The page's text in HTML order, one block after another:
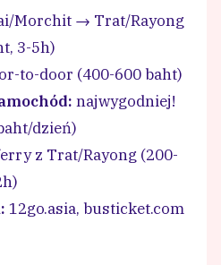
Morchit → Trat/Rayong
3-5h)
to-door (400-600 baht)
najwygodniej!
dzień)
z Trat/Rayong (200-
12go.asia, busticket.com